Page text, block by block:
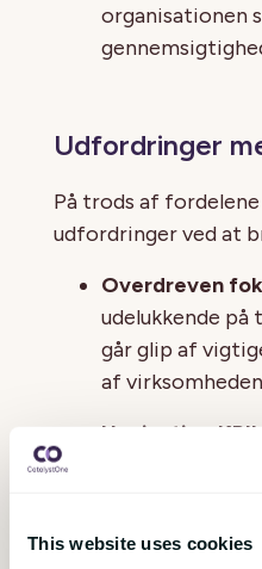
This website uses cookies
organisationen
Udfordringer
På trods af
udfordringer ved at
Overdreven
udelukkende på
går glip af
af
Unøjagtige